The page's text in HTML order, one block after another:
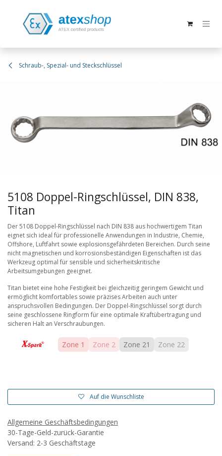
Schraub-, Spezial- und Steckschlüssel
5108 Doppel-Ringschlüssel, DIN 838,
Titan
Der 5108 Doppel-Ringschlüssel nach DIN 838 aus hochwertigem Titan
eignet sich ideal für professionelle Anwendungen in Industrie, Chemie,
Offshore, Luftfahrt sowie explosionsgefährdeten Bereichen. Durch seine
nicht magnetischen und korrosionsbeständigen Eigenschaften ist das
Werkzeug optimal für sensible und sicherheitskritische
Arbeitsumgebungen geeignet.
Titan bietet eine hohe Festigkeit bei gleichzeitig geringem Gewicht und
ermöglicht komfortables sowie präzises Arbeiten auch unter
anspruchsvollen Bedingungen. Der Doppel-Ringschlüssel sorgt durch
seine geschlossene Ringform für eine optimale Kraftübertragung und
sicheren Halt an Verschraubungen.
Zone 1 Zone 2 Zone 21 Zone 22
Auf die Wunschliste
Allgemeine Geschäftsbedingungen
30-Tage-Geld-zurück-Garantie
Versand: 2-3 Geschäftstage